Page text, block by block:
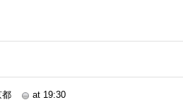
都 at 19:30